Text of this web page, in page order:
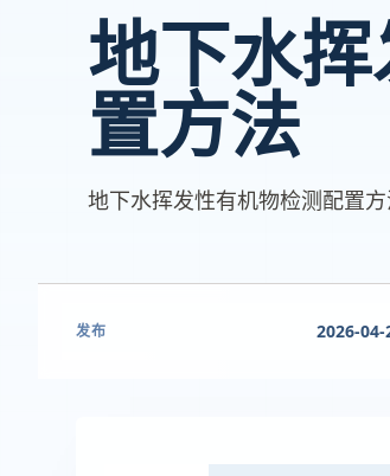
地下水
置方法
地下水挥发性有机物检测配置
发布 2026-04-